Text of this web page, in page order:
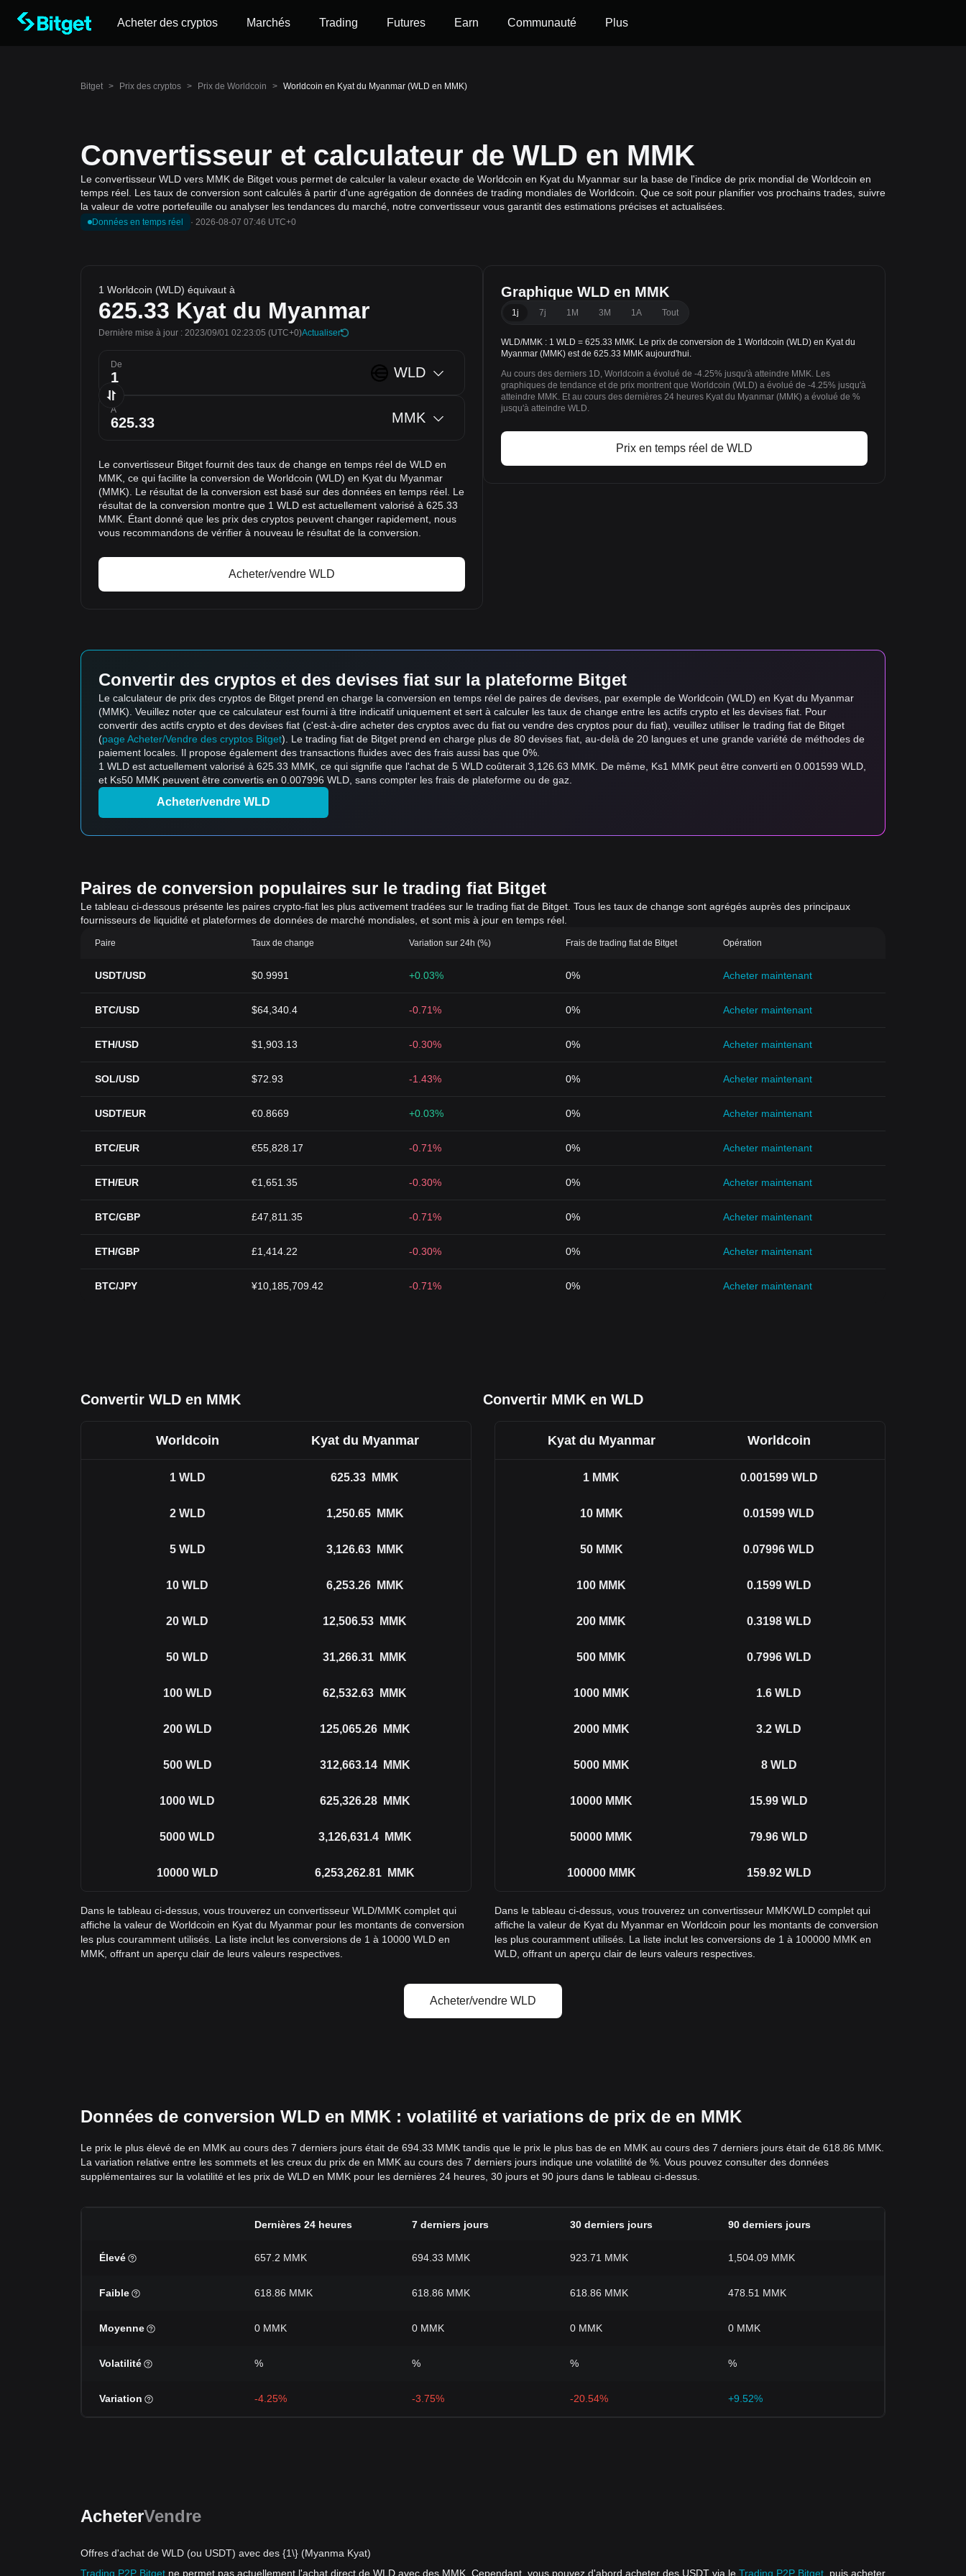
Acheter des cryptos Marchés Trading Futures Earn Communauté Plus
Bitget > Prix des cryptos > Prix de Worldcoin > Worldcoin en Kyat du Myanmar (WLD en MMK)
Convertisseur et calculateur de WLD en MMK
Le convertisseur WLD vers MMK de Bitget vous permet de calculer la valeur exacte de Worldcoin en Kyat du Myanmar sur la base de l'indice de prix mondial de Worldcoin en
temps réel. Les taux de conversion sont calculés à partir d'une agrégation de données de trading mondiales de Worldcoin. Que ce soit pour planifier vos prochains trades, suivre
la valeur de votre portefeuille ou analyser les tendances du marché, notre convertisseur vous garantit des estimations précises et actualisées.
Données en temps réel · 2026-08-07 07:46 UTC+0
1 Worldcoin (WLD) équivaut à
625.33 Kyat du Myanmar
Dernière mise à jour : 2023/09/01 02:23:05 (UTC+0)Actualiser
De WLD
À MMK
Le convertisseur Bitget fournit des taux de change en temps réel de WLD en
MMK, ce qui facilite la conversion de Worldcoin (WLD) en Kyat du Myanmar
(MMK). Le résultat de la conversion est basé sur des données en temps réel. Le
résultat de la conversion montre que 1 WLD est actuellement valorisé à 625.33
MMK. Étant donné que les prix des cryptos peuvent changer rapidement, nous
vous recommandons de vérifier à nouveau le résultat de la conversion.
Acheter/vendre WLD
Graphique WLD en MMK
1j 7j 1M 3M 1A Tout
WLD/MMK : 1 WLD = 625.33 MMK. Le prix de conversion de 1 Worldcoin (WLD) en Kyat du
Myanmar (MMK) est de 625.33 MMK aujourd'hui.
Au cours des derniers 1D, Worldcoin a évolué de -4.25% jusqu'à atteindre MMK. Les
graphiques de tendance et de prix montrent que Worldcoin (WLD) a évolué de -4.25% jusqu'à
atteindre MMK. Et au cours des dernières 24 heures Kyat du Myanmar (MMK) a évolué de %
jusqu'à atteindre WLD.
Prix en temps réel de WLD
Convertir des cryptos et des devises fiat sur la plateforme Bitget
Le calculateur de prix des cryptos de Bitget prend en charge la conversion en temps réel de paires de devises, par exemple de Worldcoin (WLD) en Kyat du Myanmar
(MMK). Veuillez noter que ce calculateur est fourni à titre indicatif uniquement et sert à calculer les taux de change entre les actifs crypto et les devises fiat. Pour
convertir des actifs crypto et des devises fiat (c'est-à-dire acheter des cryptos avec du fiat ou vendre des cryptos pour du fiat), veuillez utiliser le trading fiat de Bitget
(page Acheter/Vendre des cryptos Bitget). Le trading fiat de Bitget prend en charge plus de 80 devises fiat, au-delà de 20 langues et une grande variété de méthodes de
paiement locales. Il propose également des transactions fluides avec des frais aussi bas que 0%.
1 WLD est actuellement valorisé à 625.33 MMK, ce qui signifie que l'achat de 5 WLD coûterait 3,126.63 MMK. De même, Ks1 MMK peut être converti en 0.001599 WLD,
et Ks50 MMK peuvent être convertis en 0.007996 WLD, sans compter les frais de plateforme ou de gaz.
Acheter/vendre WLD
Paires de conversion populaires sur le trading fiat Bitget
Le tableau ci-dessous présente les paires crypto-fiat les plus activement tradées sur le trading fiat de Bitget. Tous les taux de change sont agrégés auprès des principaux
fournisseurs de liquidité et plateformes de données de marché mondiales, et sont mis à jour en temps réel.
Paire Taux de change Variation sur 24h (%) Frais de trading fiat de Bitget Opération
USDT/USD $0.9991 +0.03% 0% Acheter maintenant
BTC/USD $64,340.4 -0.71% 0% Acheter maintenant
ETH/USD $1,903.13 -0.30% 0% Acheter maintenant
SOL/USD $72.93 -1.43% 0% Acheter maintenant
USDT/EUR €0.8669 +0.03% 0% Acheter maintenant
BTC/EUR €55,828.17 -0.71% 0% Acheter maintenant
ETH/EUR €1,651.35 -0.30% 0% Acheter maintenant
BTC/GBP £47,811.35 -0.71% 0% Acheter maintenant
ETH/GBP £1,414.22 -0.30% 0% Acheter maintenant
BTC/JPY ¥10,185,709.42 -0.71% 0% Acheter maintenant
Convertir WLD en MMK Convertir MMK en WLD
Worldcoin Kyat du Myanmar
1 WLD 625.33 MMK
2 WLD 1,250.65 MMK
5 WLD 3,126.63 MMK
10 WLD 6,253.26 MMK
20 WLD 12,506.53 MMK
50 WLD 31,266.31 MMK
100 WLD 62,532.63 MMK
200 WLD 125,065.26 MMK
500 WLD 312,663.14 MMK
1000 WLD 625,326.28 MMK
5000 WLD 3,126,631.4 MMK
10000 WLD 6,253,262.81 MMK
Dans le tableau ci-dessus, vous trouverez un convertisseur WLD/MMK complet qui
affiche la valeur de Worldcoin en Kyat du Myanmar pour les montants de conversion
les plus couramment utilisés. La liste inclut les conversions de 1 à 10000 WLD en
MMK, offrant un aperçu clair de leurs valeurs respectives.
Kyat du Myanmar Worldcoin
1 MMK 0.001599 WLD
10 MMK 0.01599 WLD
50 MMK 0.07996 WLD
100 MMK 0.1599 WLD
200 MMK 0.3198 WLD
500 MMK 0.7996 WLD
1000 MMK 1.6 WLD
2000 MMK 3.2 WLD
5000 MMK 8 WLD
10000 MMK 15.99 WLD
50000 MMK 79.96 WLD
100000 MMK 159.92 WLD
Dans le tableau ci-dessus, vous trouverez un convertisseur MMK/WLD complet qui
affiche la valeur de Kyat du Myanmar en Worldcoin pour les montants de conversion
les plus couramment utilisés. La liste inclut les conversions de 1 à 100000 MMK en
WLD, offrant un aperçu clair de leurs valeurs respectives.
Acheter/vendre WLD
Données de conversion WLD en MMK : volatilité et variations de prix de en MMK
Le prix le plus élevé de en MMK au cours des 7 derniers jours était de 694.33 MMK tandis que le prix le plus bas de en MMK au cours des 7 derniers jours était de 618.86 MMK.
La variation relative entre les sommets et les creux du prix de en MMK au cours des 7 derniers jours indique une volatilité de %. Vous pouvez consulter des données
supplémentaires sur la volatilité et les prix de WLD en MMK pour les dernières 24 heures, 30 jours et 90 jours dans le tableau ci-dessus.
Dernières 24 heures 7 derniers jours 30 derniers jours 90 derniers jours
Élevé 657.2 MMK 694.33 MMK 923.71 MMK 1,504.09 MMK
Faible 618.86 MMK 618.86 MMK 618.86 MMK 478.51 MMK
Moyenne 0 MMK 0 MMK 0 MMK 0 MMK
Volatilité % % % %
Variation -4.25% -3.75% -20.54% +9.52%
AcheterVendre
Offres d'achat de WLD (ou USDT) avec des {1\} (Myanma Kyat)
Trading P2P Bitget ne permet pas actuellement l'achat direct de WLD avec des MMK. Cependant, vous pouvez d'abord acheter des USDT via le Trading P2P Bitget , puis acheter